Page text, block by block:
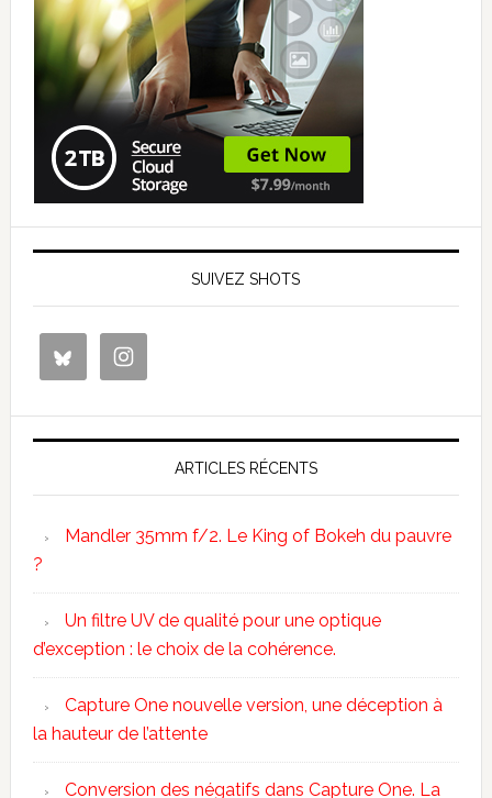
SUIVEZ SHOTS
ARTICLES RÉCENTS
Mandler 35mm f/2. Le King of Bokeh du pauvre
?
Un filtre UV de qualité pour une optique
d’exception : le choix de la cohérence.
Capture One nouvelle version, une déception à
la hauteur de l’attente
Conversion des négatifs dans Capture One. La